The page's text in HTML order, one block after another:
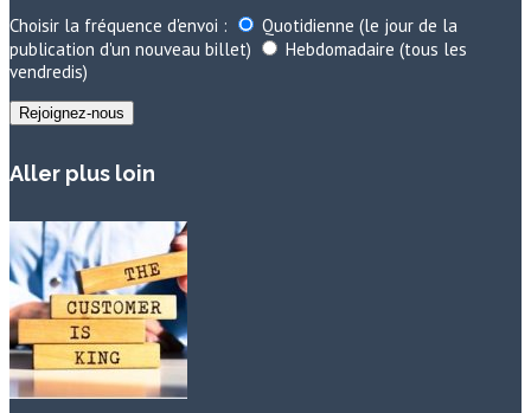
Choisir la fréquence d'envoi :
Quotidienne (le jour de la
publication d'un nouveau billet)
Hebdomadaire (tous les
vendredis)
Aller plus loin